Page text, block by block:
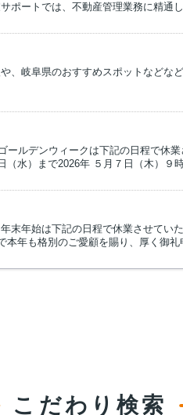
ポートでは、不動産管理業務に精通
、岐阜県のおすすめスポットなどな
ールデンウィークは下記の日程で休
（水）まで2026年 ５月７日（木）９
末年始は下記の日程で休業させてい
本年も格別のご愛顧を賜り、厚く御礼
こだわり検索